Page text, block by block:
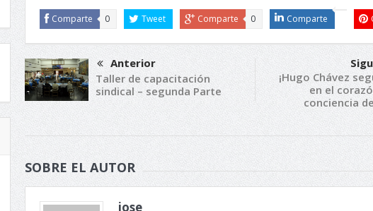
Comparte 0 Tweet Comparte 0 Comparte
Anterior
Taller de capacitación
sindical – segunda Parte
¡Hugo Chávez
en el
conciencia
SOBRE EL AUTOR
jose